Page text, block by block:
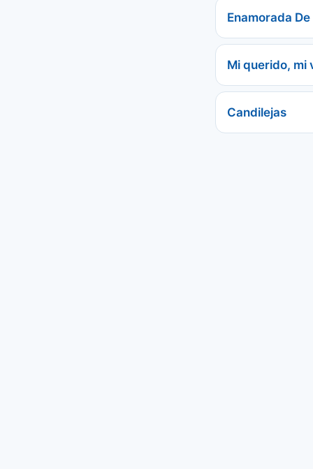
Enamorada
Mi querido, mi
Candilejas